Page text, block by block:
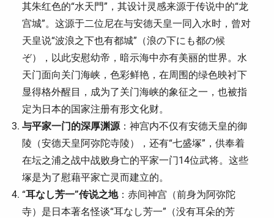
其朱红色的“水天門”，其设计灵感来源于传说中的“龙
宫城”。这源于二位尼在与安德天皇一同入水时，曾对
天皇说“波浪之下也有都城”（浪の下にも都の候
ぞ），以此安慰幼帝，暗示海中亦有美丽的世界。水
天门面向关门海峡，色彩鲜艳，在周围的绿色映衬下
显得格外醒目，成为了关门海峡的象征之一，也被指
定为日本的国家注册有形文化财。
与平家一门的深厚渊源：神宫内不仅有安德天皇的御
陵（安德天皇阿弥陀寺陵），还有“七盛塚”，供奉着
在坛之浦之战中战败身亡的平家一门14位武将。这些
塚是为了慰藉平家亡灵而建立的。
“耳なし芳一”传说之地：赤间神宫（前身为阿弥陀
寺）是日本著名怪谈“耳なし芳一”（没有耳朵的芳